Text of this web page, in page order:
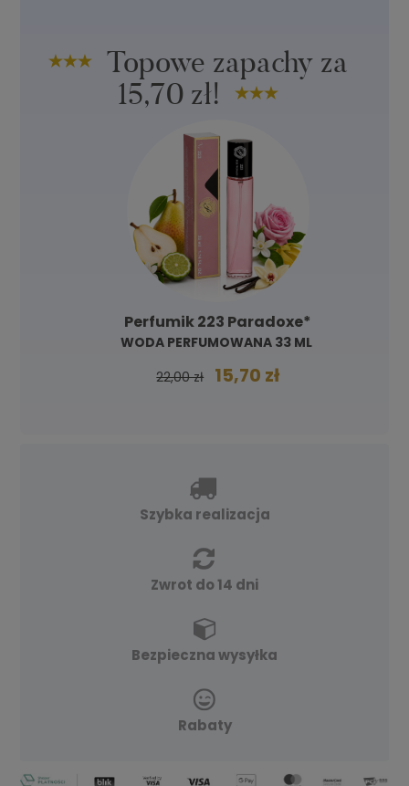
Topowe zapachy za
15,70 zł!
Perfumik 223 Paradoxe*
WODA PERFUMOWANA 33 ML
22,00 zł 15,70 zł
Szybka realizacja
Zwrot do 14 dni
Bezpieczna wysyłka
Rabaty